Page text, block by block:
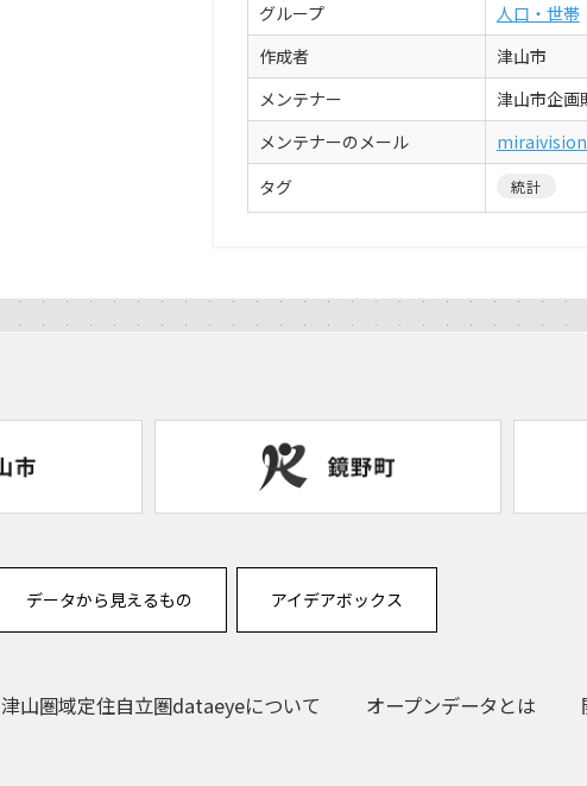
グループ
人口・世帯
作成者
津山市
メンテナー
津山市企画
メンテナーのメール
タグ
統計
データから見えるもの アイデアボックス
津山圏域定住自立圏dataeyeについて オープンデータとは